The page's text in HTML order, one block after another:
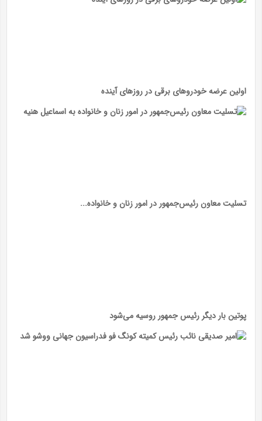
اولین عرضه خودرو‌های برقی در روز‌های آینده
تسلیت معاون رئیس‌جمهور در امور زنان و خانواده...
پوتین بار دیگر رئیس جمهور روسیه می‌شود